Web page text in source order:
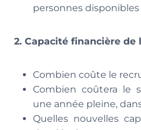
personnes
2. Capacité financière de
Combien coûte le
Combien coûtera le
une année pleine,
Quelles nouvelles